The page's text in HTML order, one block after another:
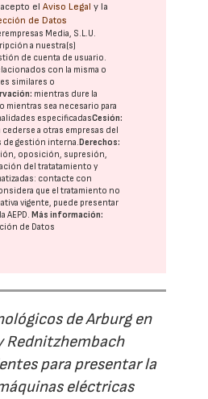
elAviso Legal y la
de Datos
Media, S.L.U.
a nuestra(s)
de cuenta de usuario.
con la misma o
similares o
mientras dure la
mientras sea necesario para
especificadasCesión:
a otras empresas del
de gestión interna. Derechos:
oposición, supresión,
del tratatamiento y
contacte con
que el tratamiento no
vigente, puede presentar
AEPD. Más información:
de Datos
de Arburg en
Rednitzhembach
para presentar la
eléctricas